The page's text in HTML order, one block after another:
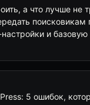
а что лучше не
и
5 ошибок,